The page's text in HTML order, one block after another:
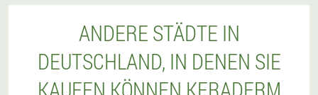
ANDERE STÄDTE IN
DEUTSCHLAND, IN DENEN SIE